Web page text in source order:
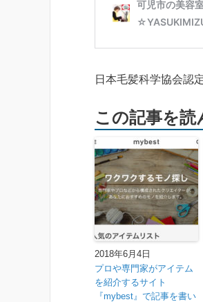
日本毛髪科学協会認
この記事を読
2018年6月4日
プロや専門家がアイテム
を紹介するサイト
『mybest』で記事を書い